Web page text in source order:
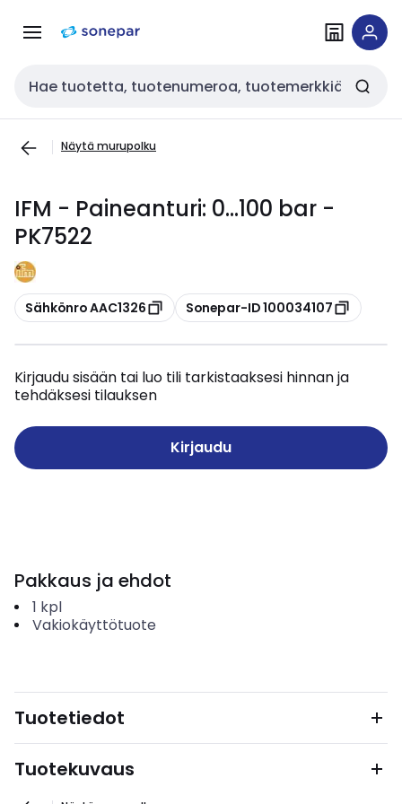
navigointiinsisältöön
Haku
Näytä murupolku
IFM - Paineanturi: 0...100 bar -
PK7522
Kopioi
Sähkönro AAC1326 Kopioi
Sonepar-ID 100034107
Kirjaudu sisään tai luo tili tarkistaaksesi hinnan ja
tehdäksesi tilauksen
Kirjaudu
Pakkaus ja ehdot
1 kpl
Vakiokäyttötuote
Tuotetiedot
Tuotekuvaus